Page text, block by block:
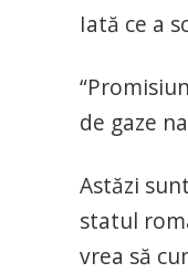
Iată ce a
de gaze
Astăzi
statul
vrea să